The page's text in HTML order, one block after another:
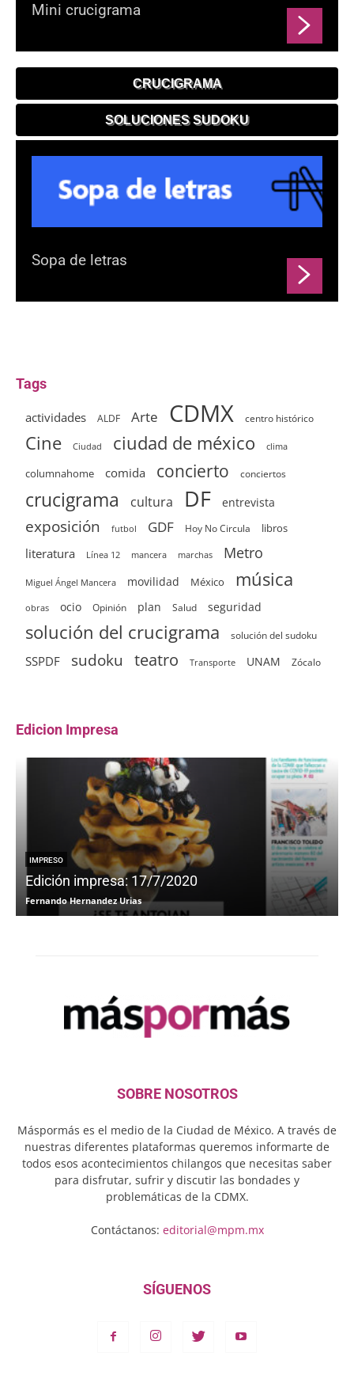
Mini crucigrama
CRUCIGRAMA
SOLUCIONES SUDOKU
Sopa de letras
Tags
actividades ALDF Arte CDMX centro histórico
Cine Ciudad ciudad de méxico clima
columnahome comida concierto conciertos
crucigrama cultura DF entrevista
exposición futbol GDF Hoy No Circula libros
literatura Línea 12 mancera marchas Metro
Miguel Ángel Mancera movilidad México música
obras ocio Opinión plan Salud seguridad
solución del crucigrama solución del sudoku
SSPDF sudoku teatro Transporte UNAM Zócalo
Edicion Impresa
IMPRESO
Edición impresa: 17/7/2020
Fernando Hernandez Urias
SOBRE NOSOTROS
Máspormás es el medio de la Ciudad de México. A través de
nuestras diferentes plataformas queremos informarte de
todos esos acontecimientos chilangos que necesitas saber
para disfrutar, sufrir y discutir las bondades y
problemáticas de la CDMX.
Contáctanos: editorial@mpm.mx
SÍGUENOS